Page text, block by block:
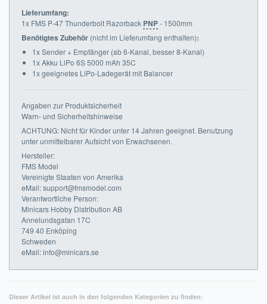
Lieferumfang:
1x FMS P-47 Thunderbolt Razorback PNP- 1500mm
Benötigtes Zubehör (nicht im Lieferumfang enthalten):
1x Sender + Empfänger (ab 6-Kanal, besser 8-Kanal)
1x Akku LiPo 6S 5000 mAh 35C
1x geeignetes LiPo-Ladegerät mit Balancer
Angaben zur Produktsicherheit
Warn- und Sicherheitshinweise
ACHTUNG: Nicht für Kinder unter 14 Jahren geeignet. Benutzung
unter unmittelbarer Aufsicht von Erwachsenen.
Hersteller:
FMS Model
Vereinigte Staaten von Amerika
eMail: support@fmsmodel.com
Verantwortliche Person:
Minicars Hobby Distribution AB
Annelundsgatan 17C
749 40 Enköping
Schweden
eMail: info@minicars.se
Dieser Artikel ist auch in den folgenden Kategorien zu finden: